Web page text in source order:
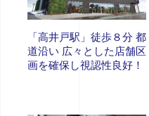
「高井戸駅」徒歩８分 都
道沿い 広々とした店舗区
画を確保し視認性良好！